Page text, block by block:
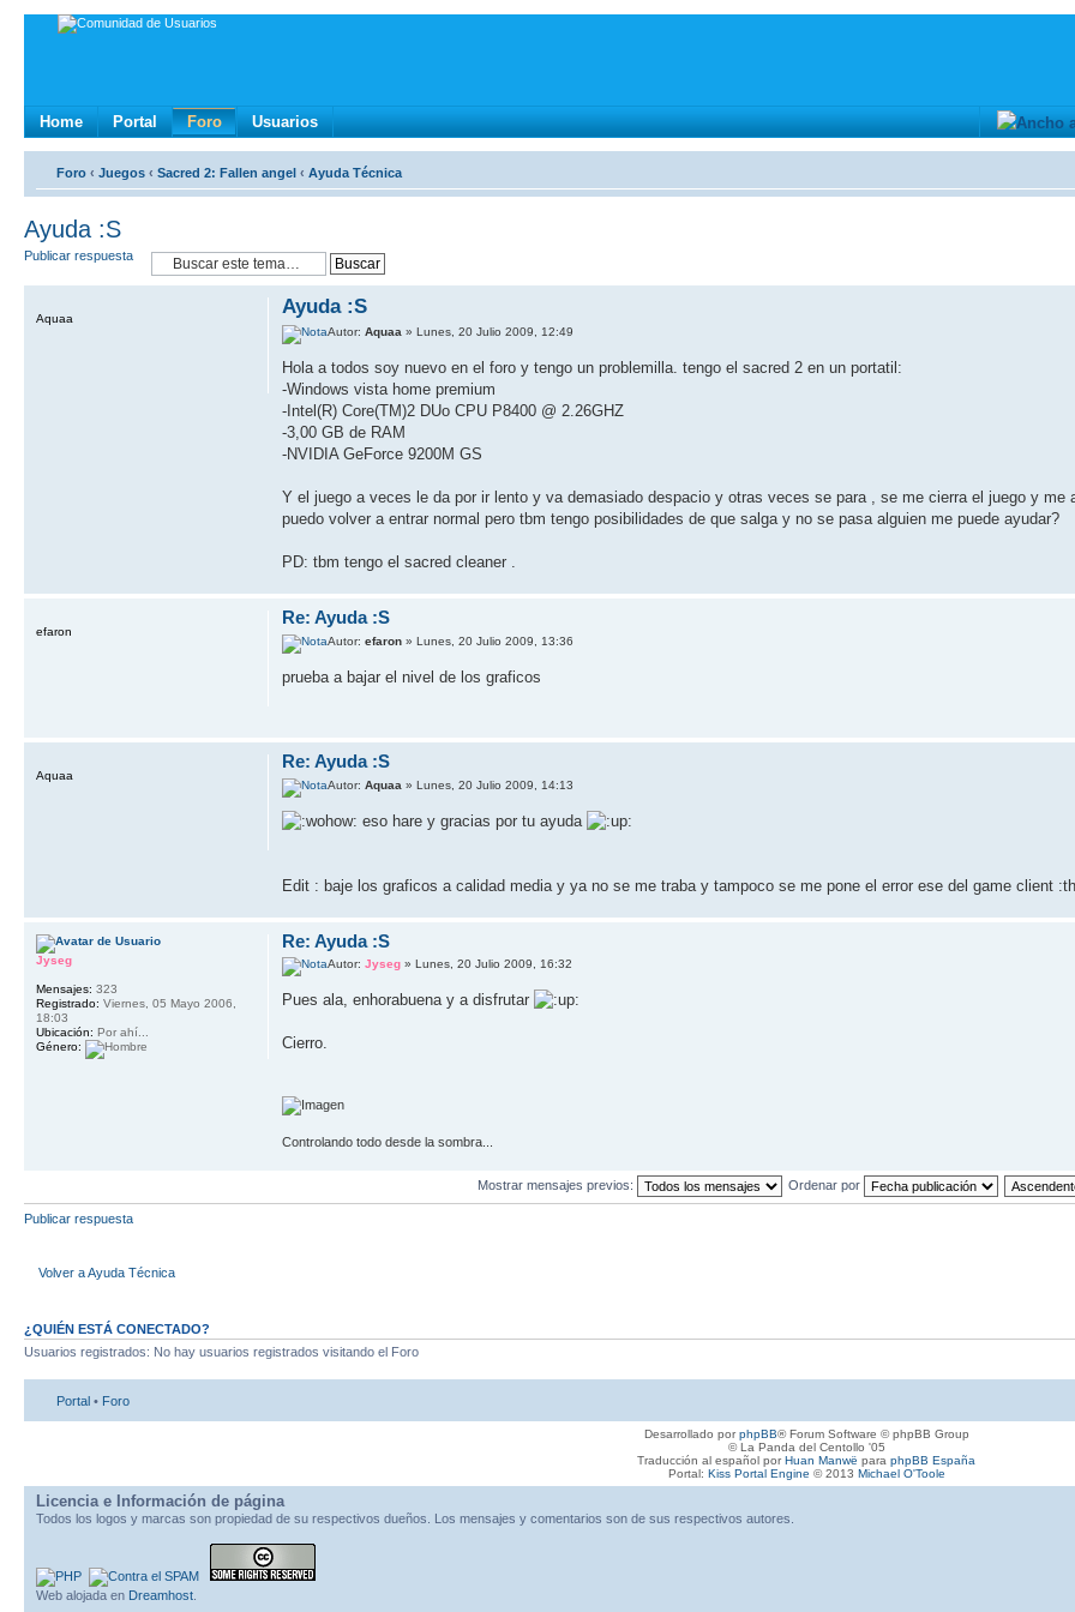
Home Portal Foro Usuarios
Foro ‹ Juegos ‹ Sacred 2: Fallen angel ‹ Ayuda Técnica
Ayuda :S
Publicar respuesta
Ayuda :S
Autor:Aquaa » Lunes, 20 Julio 2009, 12:49
Hola a todos soy nuevo en el foro y tengo un problemilla. tengo el sacred 2 en un portatil:
-Windows vista home premium
-Intel(R) Core(TM)2 DUo CPU P8400 @ 2.26GHZ
-3,00 GB de RAM
-NVIDIA GeForce 9200M GS
Y el juego a veces le da por ir lento y va demasiado despacio y otras veces se para , se me cierra el juego y
puedo volver a entrar normal pero tbm tengo posibilidades de que salga y no se pasa alguien me puede ayudar?
PD: tbm tengo el sacred cleaner .
Aquaa
Re: Ayuda :S
Autor:efaron » Lunes, 20 Julio 2009, 13:36
prueba a bajar el nivel de los graficos
efaron
Re: Ayuda :S
Autor:Aquaa » Lunes, 20 Julio 2009, 14:13
eso hare y gracias por tu ayuda
Edit : baje los graficos a calidad media y ya no se me traba y tampoco se me pone el error ese del game client
Aquaa
Re: Ayuda :S
Autor:Jyseg » Lunes, 20 Julio 2009, 16:32
Pues ala, enhorabuena y a disfrutar
Cierro.
Controlando todo desde la sombra...
Jyseg
Mensajes: 323
Registrado: Viernes, 05 Mayo 2006,
18:03
Ubicación: Por ahí...
Género:
Mostrar mensajes previos: Ordenar por
Publicar respuesta
Volver a Ayuda Técnica
¿QUIÉN ESTÁ CONECTADO?
Usuarios registrados: No hay usuarios registrados visitando el Foro
Portal • Foro
Desarrollado porphpBB® Forum Software © phpBB Group
© La Panda del Centollo '05
Traducción al español porHuan Manwë para phpBB España
Portal: Kiss Portal Engine © 2013 Michael O'Toole
Licencia e Información de página
Todos los logos y marcas son propiedad de su respectivos dueños. Los mensajes y comentarios son de sus respectivos autores.
Web alojada en Dreamhost